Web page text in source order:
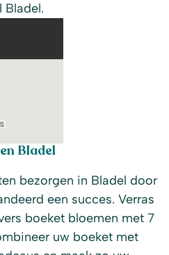
Bladel.
Bladel
bezorgen in Bladel door
een succes. Verras
boeket bloemen met 7
uw boeket met